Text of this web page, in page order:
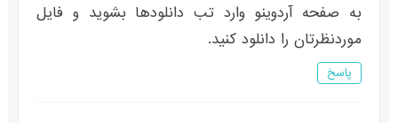
به صفحه آردوینو وارد تب دانلودها بشوید و فایل
موردنظرتان را دانلود کنید.
پاسخ